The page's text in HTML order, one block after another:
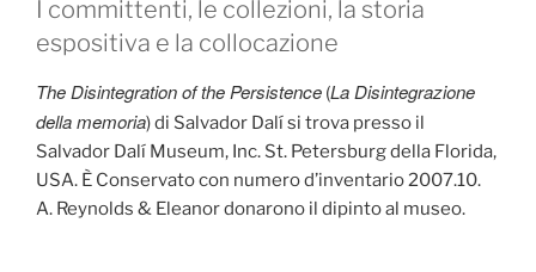
I committenti, le collezioni, la storia
espositiva e la collocazione
The Disintegration of the Persistence (La Disintegrazione
della memoria) di Salvador Dalí si trova presso il
Salvador Dalí Museum, Inc. St. Petersburg della Florida,
USA. È Conservato con numero d’inventario 2007.10.
A. Reynolds & Eleanor donarono il dipinto al museo.